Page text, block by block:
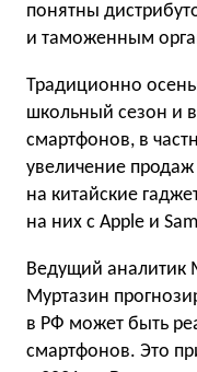
понятны
и таможенным
Традиционно
школьный сезон и
смартфонов, в
увеличение продаж
на китайские
на них с Apple и
Ведущий аналитик
Муртазин
в РФ может быть
смартфонов. Это